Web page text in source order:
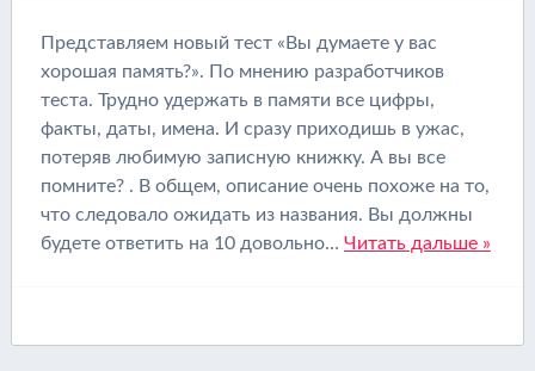
Представляем новый тест «Вы думаете у вас
хорошая память?». По мнению разработчиков
теста. Трудно удержать в памяти все цифры,
факты, даты, имена. И сразу приходишь в ужас,
потеряв любимую записную книжку. А вы все
помните? . В общем, описание очень похоже на то,
что следовало ожидать из названия. Вы должны
будете ответить на 10 довольно… Читать дальше »